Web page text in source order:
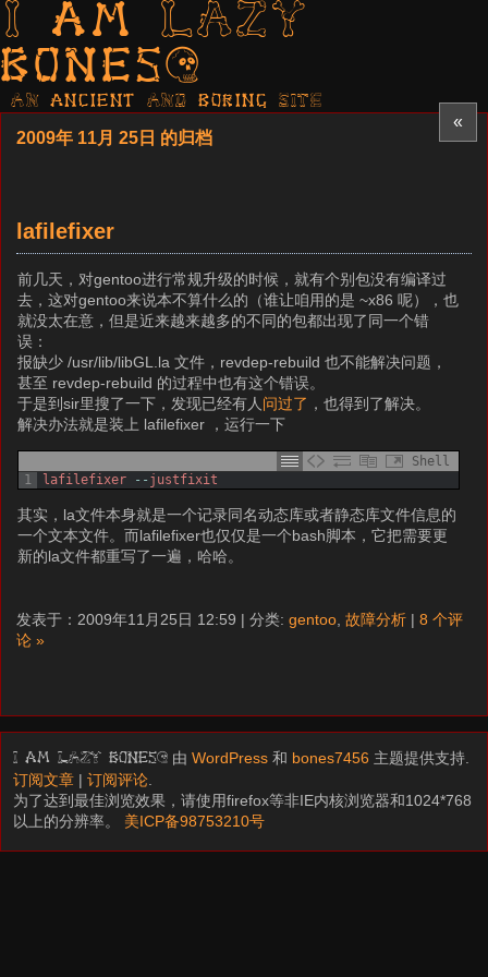
I am LAZY
bones?
AN ancient AND boring SITE
«
2009年 11月 25日 的归档
lafilefixer
前几天，对gentoo进行常规升级的时候，就有个别包没有编译过
去，这对gentoo来说本不算什么的（谁让咱用的是 ~x86 呢），也
就没太在意，但是近来越来越多的不同的包都出现了同一个错
误：
报缺少 /usr/lib/libGL.la 文件，revdep-rebuild 也不能解决问题，
甚至 revdep-rebuild 的过程中也有这个错误。
于是到sir里搜了一下，发现已经有人 问过了 ，也得到了解决。
解决办法就是装上 lafilefixer ，运行一下
Shell
1
lafilefixer -- justfixit
其实，la文件本身就是一个记录同名动态库或者静态库文件信息的
一个文本文件。而lafilefixer也仅仅是一个bash脚本，它把需要更
新的la文件都重写了一遍，哈哈。
发表于：2009年11月25日 12:59 | 分类: gentoo 故障分析 | 8 个评
论 »
I am LAZY bones? 由WordPress 和 bones7456 主题提供支持.
订阅文章 |订阅评论
为了达到最佳浏览效果，请使用firefox等非IE内核浏览器和1024*768
以上的分辨率。 美ICP备98753210号